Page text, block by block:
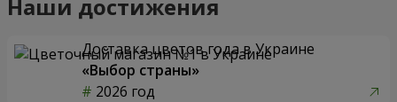
Наши достижения
Доставка цветов года в Украине
«Выбор страны»
2026 год